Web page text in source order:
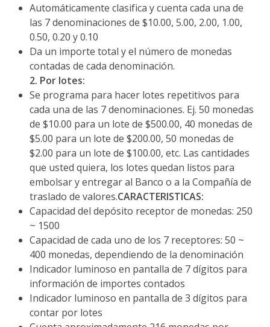
Automáticamente clasifica y cuenta cada una de
las 7 denominaciones de $10.00, 5.00, 2.00, 1.00,
0.50, 0.20 y 0.10
Da un importe total y el número de monedas
contadas de cada denominación.
2. Por lotes:
Se programa para hacer lotes repetitivos para
cada una de las 7 denominaciones. Ej. 50 monedas
de $10.00 para un lote de $500.00, 40 monedas de
$5.00 para un lote de $200.00, 50 monedas de
$2.00 para un lote de $100.00, etc. Las cantidades
que usted quiera, los lotes quedan listos para
embolsar y entregar al Banco o a la Compañía de
traslado de valores.CARACTERISTICAS:
Capacidad del depósito receptor de monedas: 250
~ 1500
Capacidad de cada uno de los 7 receptores: 50 ~
400 monedas, dependiendo de la denominación
Indicador luminoso en pantalla de 7 dígitos para
información de importes contados
Indicador luminoso en pantalla de 3 dígitos para
contar por lotes